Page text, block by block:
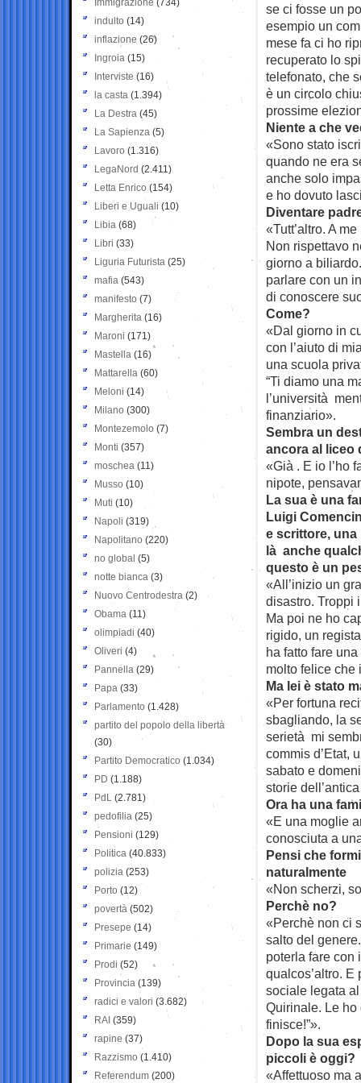
se ci fosse un
esempio un
mese fa ci ho
recuperato lo
telefonato, che
è un circolo
prossime
Niente a che
«Sono stato
quando ne era
anche solo
e ho dovuto
Diventare
«Tutt’altro. A
Non rispettavo
giorno a
parlare con un
di conoscere
Come?
«Dal giorno in
con l’aiuto di
una scuola
“Ti diamo una
l’università
finanziario».
Sembra un
ancora al liceo
«Già . E io l’ho
nipote,
La sua è una
Luigi
e scrittore,
là anche
questo è un
«All’inizio un
disastro. Troppi
Ma poi ne ho
rigido, un
ha fatto fare
molto felice che
Ma lei è stato
«Per fortuna
sbagliando, la
serietà mi
commis d’Etat,
sabato e
storie
Ora ha una
«E una moglie
conosciuta a
Pensi che
naturalmente
«Non scherzi,
Perchè no?
«Perchè non ci
salto del
poterla fare con
qualcos’altro.
sociale legata
Quirinale. Le ho
finisce!”».
Dopo la sua
piccoli è oggi?
«Affettuoso ma
Immigrazione (734)
indulto (14)
inflazione (26)
Ingroia (15)
Interviste (16)
la casta (1.394)
La Destra (45)
La Sapienza (5)
Lavoro (1.316)
LegaNord (2.411)
Letta Enrico (154)
Liberi e Uguali (10)
Libia (68)
Libri (33)
Liguria Futurista (25)
mafia (543)
manifesto (7)
Margherita (16)
Maroni (171)
Mastella (16)
Mattarella (60)
Meloni (14)
Milano (300)
Montezemolo (7)
Monti (357)
moschea (11)
Musso (10)
Muti (10)
Napoli (319)
Napolitano (220)
no global (5)
notte bianca (3)
Nuovo Centrodestra (2)
Obama (11)
olimpiadi (40)
Oliveri (4)
Pannella (29)
Papa (33)
Parlamento (1.428)
partito del popolo della libertà
(30)
Partito Democratico (1.034)
PD (1.188)
PdL (2.781)
pedofilia (25)
Pensioni (129)
Politica (40.833)
polizia (253)
Porto (12)
povertà (502)
Presepe (14)
Primarie (149)
Prodi (52)
Provincia (139)
radici e valori (3.682)
RAI (359)
rapine (37)
Razzismo (1.410)
Referendum (200)